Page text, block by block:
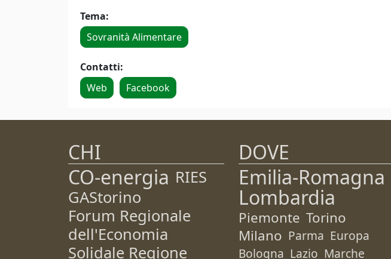
Tema:
Sovranità Alimentare
Contatti:
Web
Facebook
CHI
CO-energia RIES
GAStorino
Forum Regionale
dell'Economia
Solidale Regione
DOVE
Emilia-Romagna
Lombardia
Piemonte Torino
Milano Parma Europa
Bologna Lazio Marche